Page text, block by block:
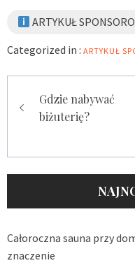
ARTYKUŁ
Categorized in : ARTYKUŁ
Zobacz
wpisy
Gdzie nabywać
biżuterię?
Całoroczna sauna przy
znaczenie